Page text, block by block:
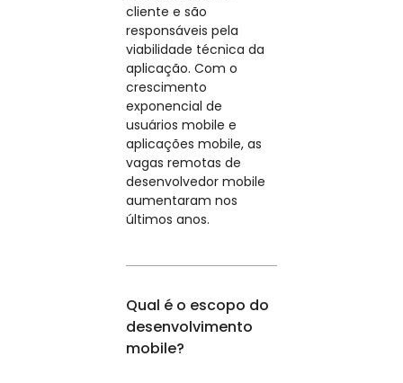
cliente e são
responsáveis pela
viabilidade técnica da
aplicação. Com o
crescimento
exponencial de
usuários mobile e
aplicações mobile, as
vagas remotas de
desenvolvedor mobile
aumentaram nos
últimos anos.
Qual é o escopo do
desenvolvimento
mobile?